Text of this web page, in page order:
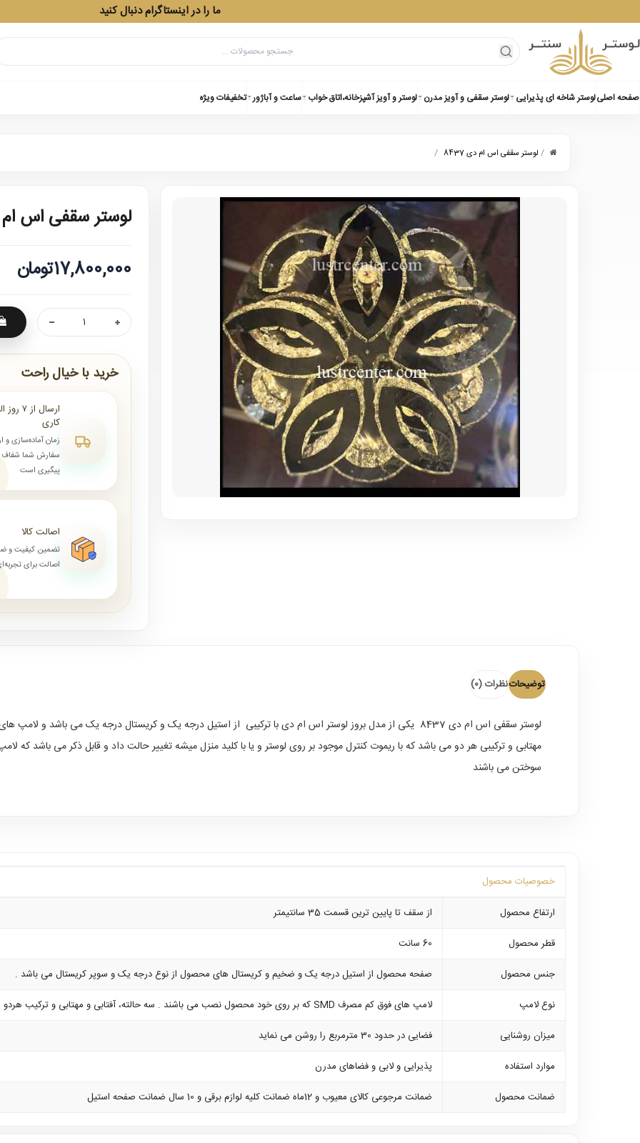
ما را در اینستاگرام دنبال کنید
صفحه اصلیلوستر شاخه ای پذیرایی لوستر سقفی و آویز مدرن لوستر و آویز آشپزخانه،اتاق خواب ساعت و آباژور تخفیفات ویژه
/ لوستر سقفی اس ام دی 8437 /
لوستر سقفی اس ام
17,800,000تومان
خرید با خیال راحت
کاری
زمان آماده‌سازی و
سفارش شما شفاف
پیگیری است
اصالت کالا
تضمین کیفیت و
اصالت برای
توضیحاتنظرات (0)
لوستر سقفی اس ام دی
8437 یکی از مدل بروز لوستر اس ام دی با ترکیبی از استیل درجه یک و کریستال درجه یک می باشد و لامپ
مهتابی و ترکیبی هر دو می باشد که با ریموت کنترل موجود بر روی لوستر و یا با کلید منزل میشه تغییر حالت داد و قابل ذکر می باشد که
سوختن می باشند
خصوصیات محصول
ارتفاع محصول
از سقف تا پایین ترین قسمت 35 سانتیمتر
قطر محصول
60 سانت
جنس محصول
صفحه محصول از استیل درجه یک و ضخیم و کریستال های محصول از نوع درجه یک و سوپر کریستال می باشد .
نوع لامپ
لامپ های فوق کم مصرف SMD که بر روی خود محصول نصب می باشند . سه حالته، آفتابی و مهتابی و ترکیب هردو
میزان روشنایی
فضایی در حدود 30 مترمربع را روشن می نماید
موارد استفاده
پذیرایی و لابی و فضاهای مدرن
ضمانت محصول
ضمانت مرجوعی کالای معیوب و 12ماه ضمانت کلیه لوازم برقی و 10 سال ضمانت صفحه استیل